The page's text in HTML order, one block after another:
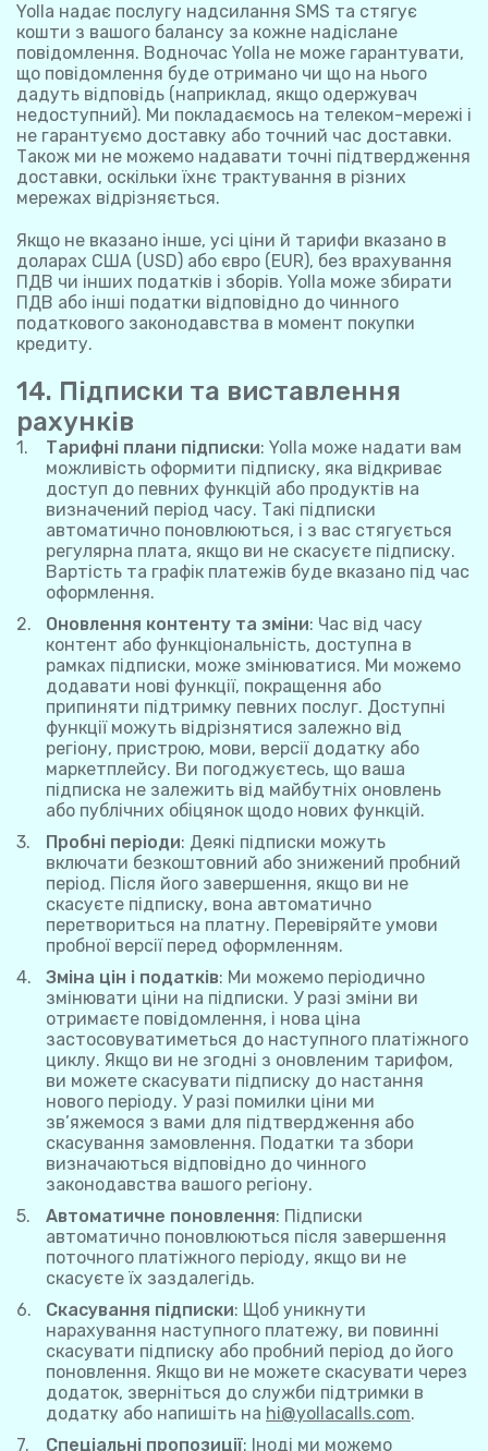
Yolla надає послугу надсилання SMS та стягує
кошти з вашого балансу за кожне надіслане
повідомлення. Водночас Yolla не може гарантувати,
що повідомлення буде отримано чи що на нього
дадуть відповідь (наприклад, якщо одержувач
недоступний). Ми покладаємось на телеком-мережі і
не гарантуємо доставку або точний час доставки.
Також ми не можемо надавати точні підтвердження
доставки, оскільки їхнє трактування в різних
мережах відрізняється.
Якщо не вказано інше, усі ціни й тарифи вказано в
доларах США (USD) або євро (EUR), без врахування
ПДВ чи інших податків і зборів. Yolla може збирати
ПДВ або інші податки відповідно до чинного
податкового законодавства в момент покупки
кредиту.
14. Підписки та виставлення
рахунків
Тарифні плани підписки: Yolla може надати вам
можливість оформити підписку, яка відкриває
доступ до певних функцій або продуктів на
визначений період часу. Такі підписки
автоматично поновлюються, і з вас стягується
регулярна плата, якщо ви не скасуєте підписку.
Вартість та графік платежів буде вказано під час
оформлення.
Оновлення контенту та зміни: Час від часу
контент або функціональність, доступна в
рамках підписки, може змінюватися. Ми можемо
додавати нові функції, покращення або
припиняти підтримку певних послуг. Доступні
функції можуть відрізнятися залежно від
регіону, пристрою, мови, версії додатку або
маркетплейсу. Ви погоджуєтесь, що ваша
підписка не залежить від майбутніх оновлень
або публічних обіцянок щодо нових функцій.
Пробні періоди: Деякі підписки можуть
включати безкоштовний або знижений пробний
період. Після його завершення, якщо ви не
скасуєте підписку, вона автоматично
перетвориться на платну. Перевіряйте умови
пробної версії перед оформленням.
Зміна цін і податків: Ми можемо періодично
змінювати ціни на підписки. У разі зміни ви
отримаєте повідомлення, і нова ціна
застосовуватиметься до наступного платіжного
циклу. Якщо ви не згодні з оновленим тарифом,
ви можете скасувати підписку до настання
нового періоду. У разі помилки ціни ми
зв’яжемося з вами для підтвердження або
скасування замовлення. Податки та збори
визначаються відповідно до чинного
законодавства вашого регіону.
Автоматичне поновлення: Підписки
автоматично поновлюються після завершення
поточного платіжного періоду, якщо ви не
скасуєте їх заздалегідь.
Скасування підписки: Щоб уникнути
нарахування наступного платежу, ви повинні
скасувати підписку або пробний період до його
поновлення. Якщо ви не можете скасувати через
додаток, зверніться до служби підтримки в
додатку або напишіть на hi@yollacalls.com.
Спеціальні пропозиції: Іноді ми можемо